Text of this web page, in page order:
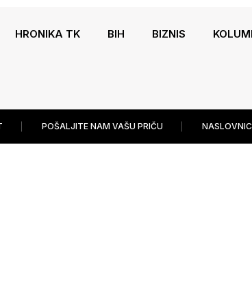
HRONIKA TK BIH BIZNIS
POŠALJITE NAM VAŠU PRIČU